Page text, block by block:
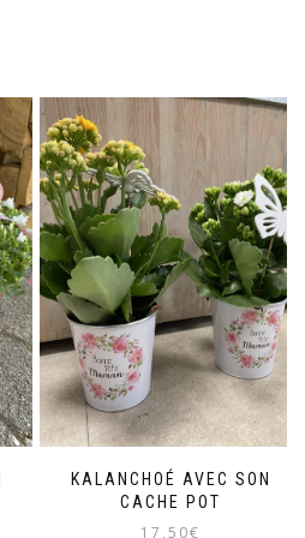
KALANCHOÉ AVEC SON
CACHE POT
17,50€